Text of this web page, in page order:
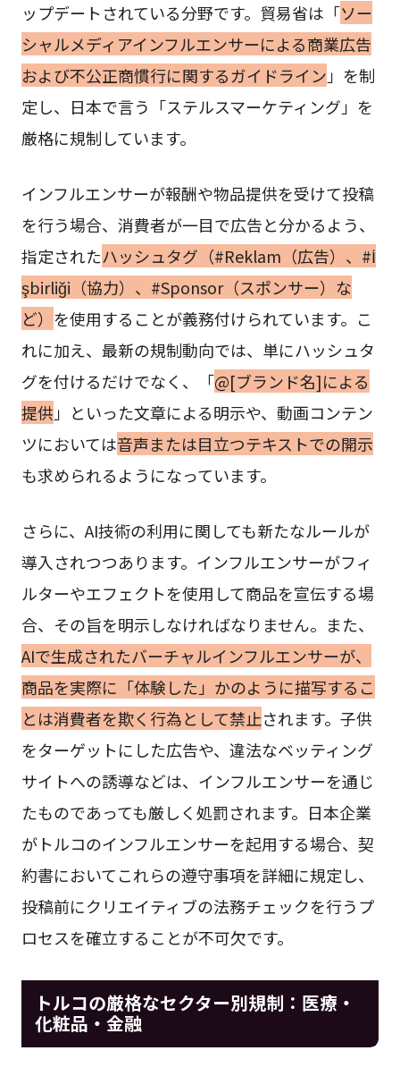
ップデートされている分野です。貿易省は「ソー
シャルメディアインフルエンサーによる商業広告
および不公正商慣行に関するガイドライン」を制
定し、日本で言う「ステルスマーケティング」を
厳格に規制しています。
インフルエンサーが報酬や物品提供を受けて投稿
を行う場合、消費者が一目で広告と分かるよう、
指定されたハッシュタグ（#Reklam（広告）、#İ
şbirliği（協力）、#Sponsor（スポンサー）な
ど） を使用することが義務付けられています。こ
れに加え、最新の規制動向では、単にハッシュタ
グを付けるだけでなく、「@[ブランド名]による
提供 」といった文章による明示や、動画コンテン
ツにおいては音声または目立つテキストでの開示
も求められるようになっています。
さらに、AI技術の利用に関しても新たなルールが
導入されつつあります。インフルエンサーがフィ
ルターやエフェクトを使用して商品を宣伝する場
合、その旨を明示しなければなりません。また、
AIで生成されたバーチャルインフルエンサーが、
商品を実際に「体験した」かのように描写するこ
とは消費者を欺く行為として禁止されます。子供
をターゲットにした広告や、違法なベッティング
サイトへの誘導などは、インフルエンサーを通じ
たものであっても厳しく処罰されます。日本企業
がトルコのインフルエンサーを起用する場合、契
約書においてこれらの遵守事項を詳細に規定し、
投稿前にクリエイティブの法務チェックを行うプ
ロセスを確立することが不可欠です。
トルコの厳格なセクター別規制：医療・
化粧品・金融